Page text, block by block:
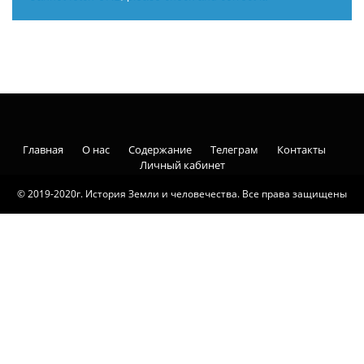
© 2019-2020г. История Земли и человечества. Все права защищены
Главная О нас Содержание Телеграм
Контакты
Личный кабинет